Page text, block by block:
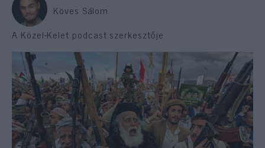
Köves Sálom
A Közel-Kelet podcast szerkesztője